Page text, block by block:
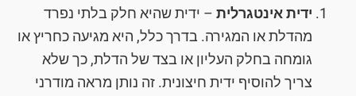
ידית אינטגרלית – ידית שהיא חלק בלתי נפרד
מהדלת או המגירה. בדרך כלל, היא מגיעה כחריץ או
גומחה בחלק העליון או בצד של הדלת, כך שלא
צריך להוסיף ידית חיצונית. זה נותן מראה מודרני